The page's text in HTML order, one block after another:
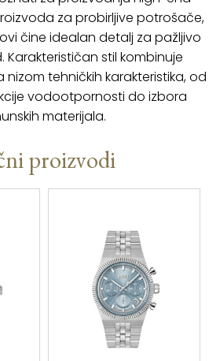
za probirljive potrošače,
čine idealan detalj za pažljivo
Karakterističan stil kombinuje
tehničkih karakteristika, od
vodootpornosti do izbora
materijala.
proizvodi